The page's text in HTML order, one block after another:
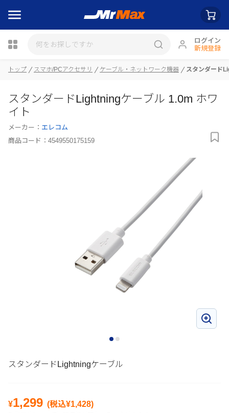
ログイン
新規登録
トップ スマホ/PCアクセサリ ケーブル・ネットワーク機器 スタンダード
スタンダードLightningケーブル 1.0m ホワ
イト
メーカー： エレコム
商品コード： 4549550175159
スタンダードLightningケーブル
¥1,299 (税込¥1,428)